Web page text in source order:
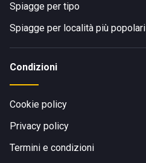
Spiagge per tipo
Spiagge per località più popolari
Condizioni
Cookie policy
Privacy policy
Termini e condizioni